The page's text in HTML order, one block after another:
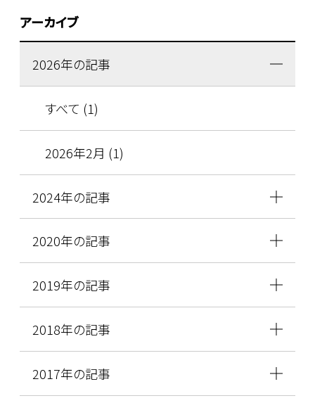
アーカイブ
2026年の記事
すべて (1)
2026年2月 (1)
2024年の記事
2020年の記事
2019年の記事
2018年の記事
2017年の記事